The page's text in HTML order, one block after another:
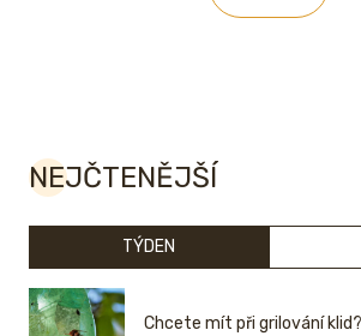
NEJČTENĚJŠÍ
TÝDEN
Chcete mít při grilování